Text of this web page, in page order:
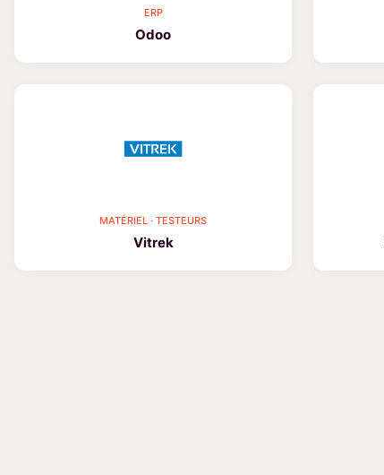
ERP
Odoo
MATÉRIEL · TESTEURS
Vitrek